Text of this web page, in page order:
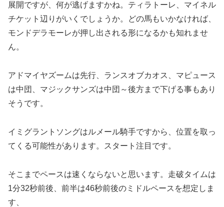
展開ですが、何が逃げますかね。ティラトーレ、マイネル
チケット辺りがいくでしょうか。どの馬もいかなければ、
モンドデラモーレが押し出される形になるかも知れませ
ん。
アドマイヤズームは先行、ランスオブカオス、マピュース
は中団、マジックサンズは中団～後方まで下げる事もあり
そうです。
イミグラントソングはルメール騎手ですから、位置を取っ
てくる可能性があります。スタート注目です。
そこまでペースは速くならないと思います。走破タイムは
1分32秒前後、前半は46秒前後のミドルペースを想定しま
す、